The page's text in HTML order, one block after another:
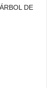
DE